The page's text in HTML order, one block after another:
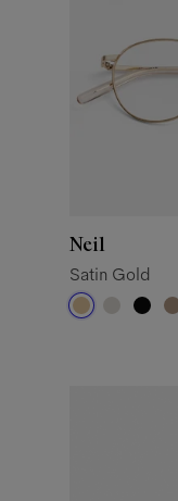
Neil
Satin Gold